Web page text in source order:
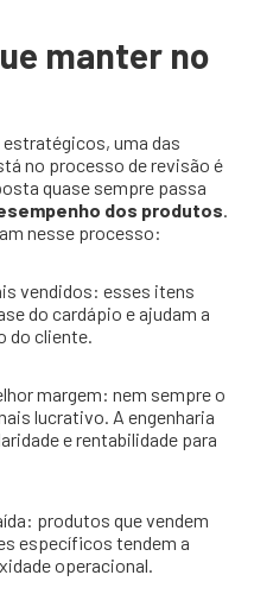
manter no
uma das
no processo de revisão é
quase sempre passa
dos produtos.
nesse processo:
vendidos: esses itens
do cardápio e ajudam a
do cliente.
margem: nem sempre o
lucrativo. A engenharia
e rentabilidade para
produtos que vendem
específicos tendem a
operacional.